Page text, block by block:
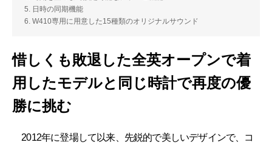
5. 日時の同期機能
6. W410専用に用意した15種類のオリジナルサウンド
惜しくも敗退した全英オープンで着
用したモデルと同じ時計で再度の優
勝に挑む
2012年に登場して以来、先鋭的で美しいデザインで、コ